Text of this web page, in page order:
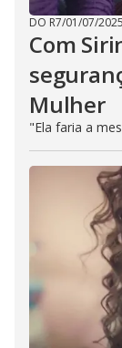
DO R7/01/07/2025
Com
Mulher
"Ela faria a